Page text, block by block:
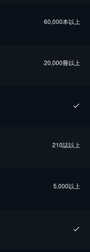
60,000本以上
20,000冊以上
210誌以上
5,000以上